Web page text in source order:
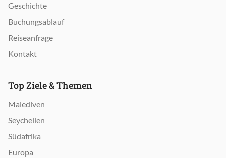
Geschichte
Buchungsablauf
Reiseanfrage
Kontakt
Top Ziele & Themen
Malediven
Seychellen
Südafrika
Europa